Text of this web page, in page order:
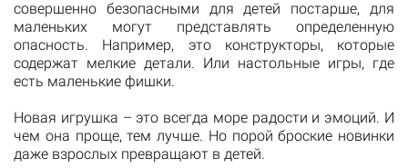
совершенно безопасными для детей постарше, для
маленьких могут представлять определенную
опасность. Например, это конструкторы, которые
содержат мелкие детали. Или настольные игры, где
есть маленькие фишки.
Новая игрушка – это всегда море радости и эмоций. И
чем она проще, тем лучше. Но порой броские новинки
даже взрослых превращают в детей.